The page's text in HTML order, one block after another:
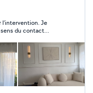
électroménager /
etc -
-électricité -
, robinetterie,
Je
du contact